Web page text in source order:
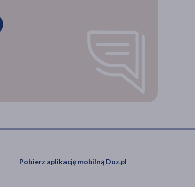
Pobierz aplikację mobilną Doz.pl